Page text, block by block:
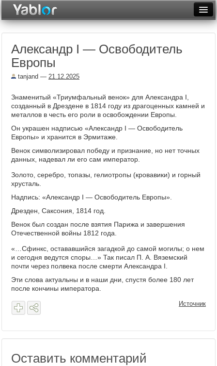
Неделя
Архив
Фототоп
Александр I — Освободитель
Европы
tanjand — 21.12.2025
Знаменитый «Триумфальный венок» для Александра I,
созданный в Дрездене в 1814 году из драгоценных камней и
металлов в честь его роли в освобождении Европы.
Он украшен надписью «Александр I — Освободитель
Европы» и хранится в Эрмитаже.
Венок символизировал победу и признание, но нет точных
данных, надевал ли его сам император.
Золото, серебро, топазы, гелиотропы (кровавики) и горный
хрусталь.
Надпись: «Александр I — Освободитель Европы».
Дрезден, Саксония, 1814 год.
Венок был создан после взятия Парижа и завершения
Отечественной войны 1812 года.
«…Сфинкс, остававшийся загадкой до самой могилы; о нем
и сегодня ведутся споры…» Так писал П. А. Вяземский
почти через полвека после смерти Александра I.
Эти слова актуальны и в наши дни, спустя более 180 лет
после кончины императора.
Источник
Оставить комментарий